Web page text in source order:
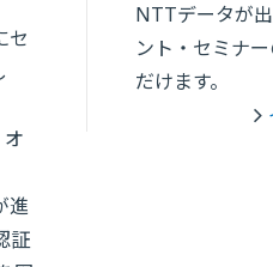
セ
進
証
NTTデータが
ント・セミナ
だけます。